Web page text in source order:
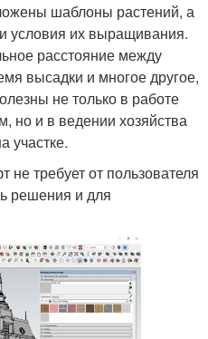
шаблоны растений, а
условия их выращивания.
расстояние между
высадки и многое другое,
не только в работе
но и в ведении хозяйства
участке.
требует от пользователя
решения и для